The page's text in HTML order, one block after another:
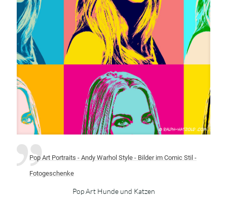
Pop Art Portraits - Andy Warhol Style - Bilder im Comic Stil -
Fotogeschenke
Pop Art Hunde und Katzen